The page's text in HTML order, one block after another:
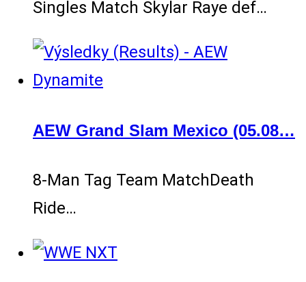
Singles Match Skylar Raye def…
AEW Grand Slam Mexico (05.08…
8-Man Tag Team MatchDeath
Ride…